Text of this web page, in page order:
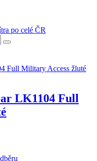
po celé ČR
LK1104 Full